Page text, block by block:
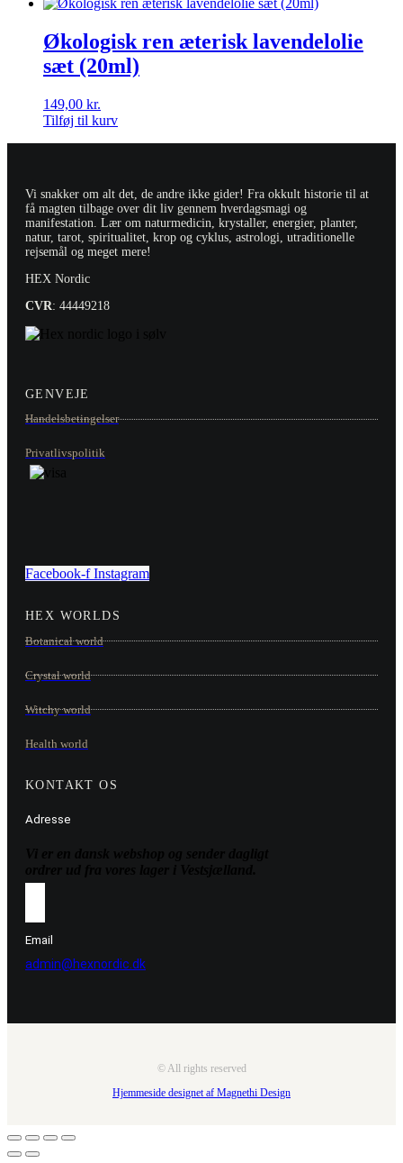
Økologisk ren æterisk lavendelolie
sæt (20ml)
149,00 kr.
Tilføj til kurv
Vi snakker om alt det, de andre ikke gider! Fra okkult historie til at
få magten tilbage over dit liv gennem hverdagsmagi og
manifestation. Lær om naturmedicin, krystaller, energier, planter,
natur, tarot, spiritualitet, krop og cyklus, astrologi, utraditionelle
rejsemål og meget mere!
HEX Nordic
CVR: 44449218
GENVEJE
Handelsbetingelser
Privatlivspolitik
Facebook-f Instagram
HEX WORLDS
Botanical world
Crystal world
Witchy world
Health world
KONTAKT OS
Adresse
Email
admin@hexnordic.dk
© All rights reserved
Hjemmeside designet af Magnethi Design